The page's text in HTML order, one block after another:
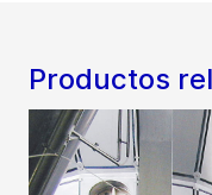
Productos